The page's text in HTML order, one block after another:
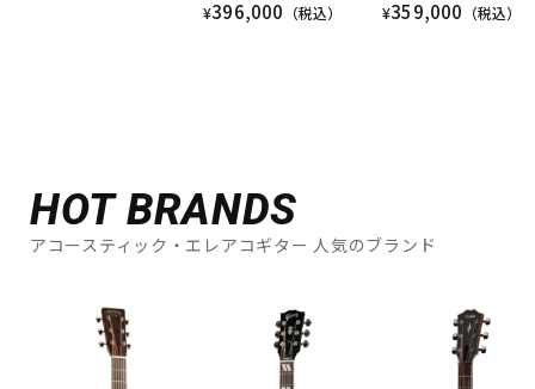
¥396,000 （税込） ¥359,000 （税込）
HOT BRANDS
アコースティック・エレアコギター 人気のブランド